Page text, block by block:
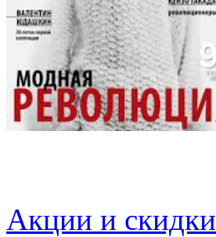
Акции и скидки